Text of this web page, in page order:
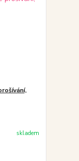
skladem